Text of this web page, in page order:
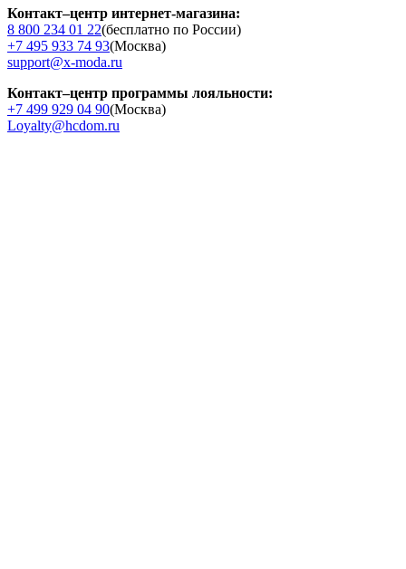
Контакт–центр интернет-магазина:
8 800 234 01 22(бесплатно по России)
+7 495 933 74 93(Москва)
support@x-moda.ru
Контакт–центр программы лояльности:
+7 499 929 04 90(Москва)
Loyalty@hcdom.ru